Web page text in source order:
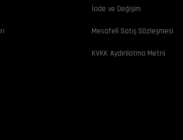
İade ve Değişim
Mesafeli Satış Sözleşmesi
KVKK Aydınlatma Metni